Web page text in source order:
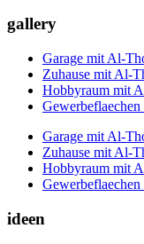
gallery
Garage mit Al-
Zuhause mit Al-
Hobbyraum mit
Garage mit Al-
Zuhause mit Al-
Hobbyraum mit
ideen